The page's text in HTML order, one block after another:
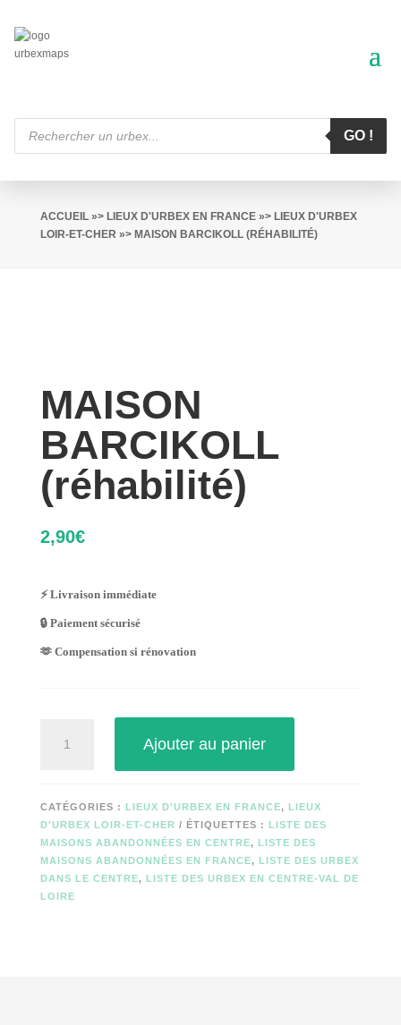
Recherche
produits
GO !
ACCUEIL»> LIEUX D'URBEX EN FRANCE»> LIEUX D'URBEX
LOIR-ET-CHER »> MAISON BARCIKOLL (RÉHABILITÉ)
MAISON
BARCIKOLL
(réhabilité)
2,90€
⚡ Livraison immédiate
🔒 Paiement sécurisé
🫶 Compensation si rénovation
(réhabilité)
Ajouter au panier
CATÉGORIES : LIEUX D'URBEX EN FRANCE, LIEUX
D'URBEX LOIR-ET-CHER
ÉTIQUETTES : LISTE DES
MAISONS ABANDONNÉES EN CENTRE, LISTE DES
MAISONS ABANDONNÉES EN FRANCE, LISTE DES URBEX
DANS LE CENTRE, LISTE DES URBEX EN CENTRE-VAL DE
LOIRE